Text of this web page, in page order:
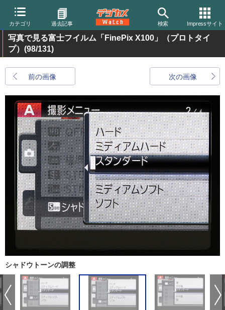
カテゴリ 過去記事 検索 Impressサイト
写真で見る富士フイルム「FinePix X100」（プロトタイ
プ） (98/131)
前の画像 次の画像
シャドウトーンの調整